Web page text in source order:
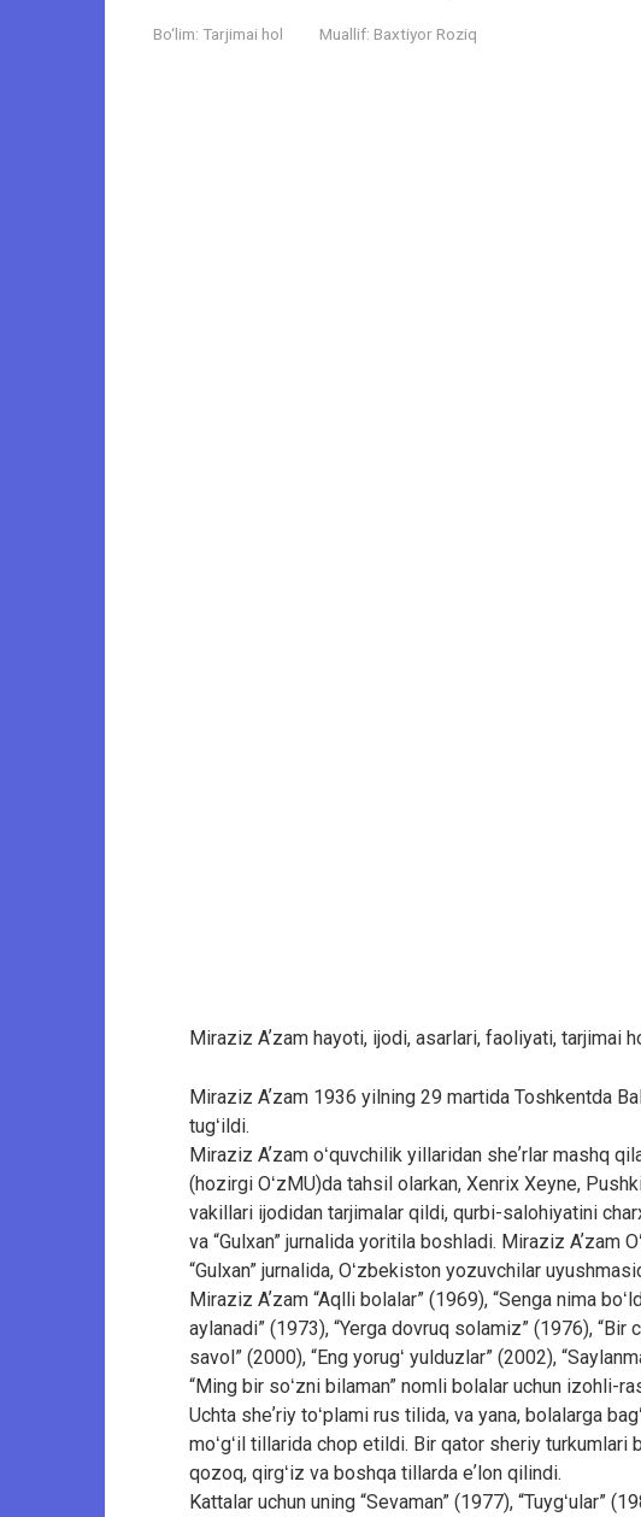
Bo‘lim: Tarjimai hol Muallif: Baxtiyor Roziq
Miraziz Aʼzam hayoti, ijodi, asarlari, faoliyati, tarjimai
Miraziz Aʼzam 1936 yilning 29 martida Toshkentda
tugʻildi.
Miraziz Aʼzam oʻquvchilik yillaridan sheʼrlar mashq
(hozirgi OʻzMU)da tahsil olarkan, Xenrix Xeyne,
vakillari ijodidan tarjimalar qildi, qurbi-salohiyatini
va “Gulxan” jurnalida yoritila boshladi. Miraziz Aʼzam
“Gulxan” jurnalida, Oʻzbekiston yozuvchilar
Miraziz Aʼzam “Aqlli bolalar” (1969), “Senga nima
aylanadi” (1973), “Yerga dovruq solamiz” (1976), “Bir
savol” (2000), “Eng yorugʻ yulduzlar” (2002),
“Ming bir soʻzni bilaman” nomli bolalar uchun izohli-
Uchta sheʼriy toʻplami rus tilida, va yana, bolalarga
moʻgʻil tillarida chop etildi. Bir qator sheriy turkumlari
qozoq, qirgʻiz va boshqa tillarda eʼlon qilindi.
Kattalar uchun uning “Sevaman” (1977), “Tuygʻular”